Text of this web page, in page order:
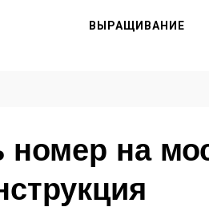
ВЫРАЩИВАНИЕ
номер на